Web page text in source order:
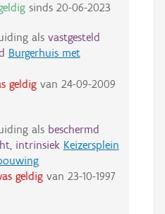
sinds 20-06-2023
als vastgesteld
Burgerhuis met
geldigvan 24-09-2009
als beschermd
intrinsiek Keizersplein
geldigvan 23-10-1997